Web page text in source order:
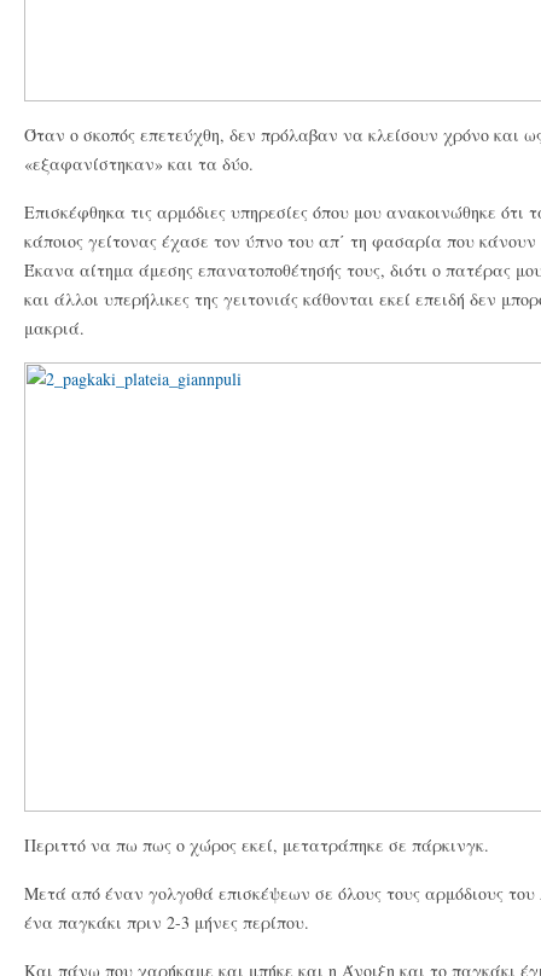
Όταν ο σκοπός επετεύχθη, δεν πρόλαβαν να κλείσουν χρόνο και
«εξαφανίστηκαν» και τα δύο.
Επισκέφθηκα τις αρμόδιες υπηρεσίες όπου μου ανακοινώθηκε ότι
κάποιος γείτονας έχασε τον ύπνο του απ΄ τη φασαρία που
Έκανα αίτημα άμεσης επανατοποθέτησής τους, διότι ο πατέρας
και άλλοι υπερήλικες της γειτονιάς κάθονται εκεί επειδή δεν
μακριά.
Περιττό να πω πως ο χώρος εκεί, μετατράπηκε σε πάρκινγκ.
Μετά από έναν γολγοθά επισκέψεων σε όλους τους αρμόδιους
ένα παγκάκι πριν 2-3 μήνες περίπου.
Και πάνω που χαρήκαμε και μπήκε και η Άνοιξη και το παγκάκι